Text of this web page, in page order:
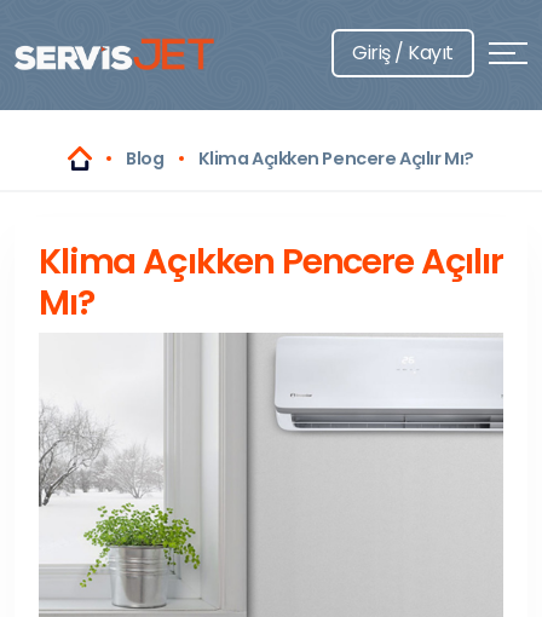
Giriş / Kayıt
Blog Klima Açıkken Pencere Açılır Mı?
Klima Açıkken Pencere Açılır
Mı?